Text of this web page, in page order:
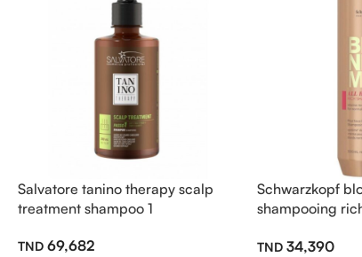
Salvatore tanino therapy scalp
treatment shampoo 1
69,682
Schwarzkopf
shampooing
34,390